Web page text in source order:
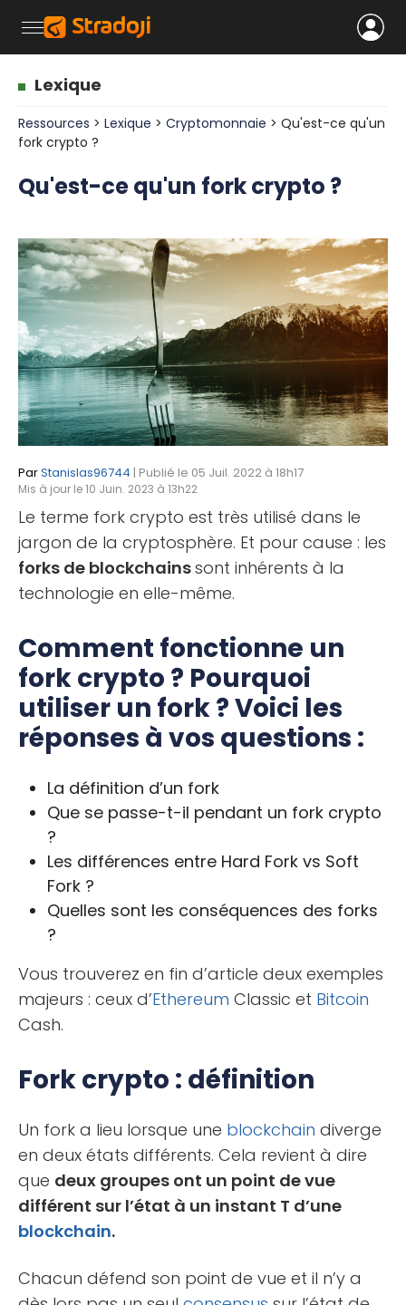
Lexique
Ressources > Lexique > Cryptomonnaie > Qu'est-ce qu'un
fork crypto ?
Qu'est-ce qu'un fork crypto ?
ParStanislas96744 | Publié le 05 Juil. 2022 à 18h17
Mis à jour le 10 Juin. 2023 à 13h22
Le terme fork crypto est très utilisé dans le
jargon de la cryptosphère. Et pour cause : les
forks de blockchainssont inhérents à la
technologie en elle-même.
Comment fonctionne un
fork crypto ? Pourquoi
utiliser un fork ? Voici les
réponses à vos questions :
La définition d’un fork
Que se passe-t-il pendant un fork crypto
?
Les différences entre Hard Fork vs Soft
Fork ?
Quelles sont les conséquences des forks
?
Vous trouverez en fin d’article deux exemples
majeurs : ceux d’Ethereum Classic et Bitcoin
Cash.
Fork crypto : définition
Un fork a lieu lorsque une blockchain diverge
en deux états différents. Cela revient à dire
que deux groupes ont un point de vue
différent sur l’état à un instant T d’une
blockchain.
Chacun défend son point de vue et il n’y a